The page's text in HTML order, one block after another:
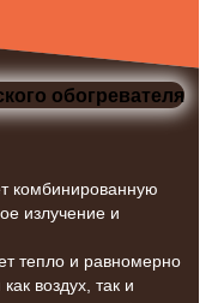
комбинированную
излучение и
тепло и равномерно
воздух, так и